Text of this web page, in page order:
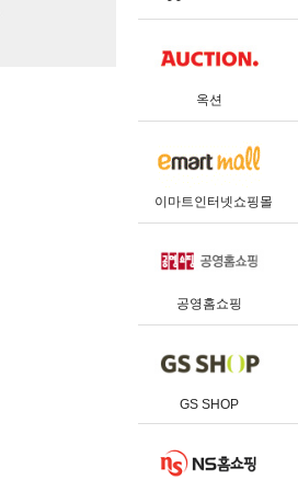
옥션
이마트인터넷쇼핑몰
공영홈쇼핑
GS SHOP